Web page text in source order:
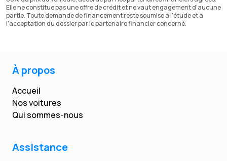
Elle ne constitue pas une offre de crédit et ne vaut engagement d'aucune
partie. Toute demande de financement reste soumise à l'étude et à
l'acceptation du dossier par le partenaire financier concerné.
À propos
Accueil
Nos voitures
Qui sommes-nous
Assistance